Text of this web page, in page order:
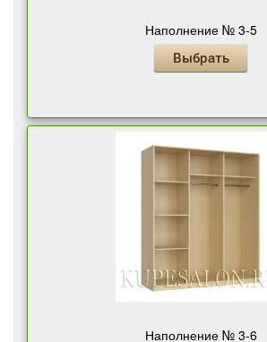
Наполнение № 3-5
Выбрать
Наполнение № 3-6